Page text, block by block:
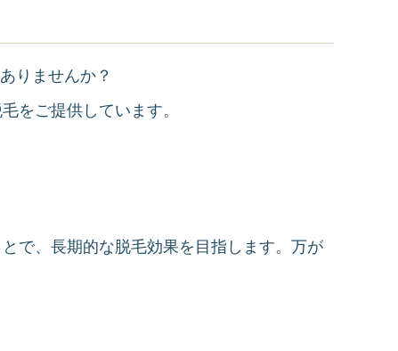
りませんか？
をご提供しています。
で、長期的な脱毛効果を目指します。万が